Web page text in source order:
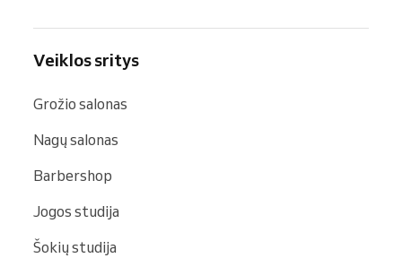
Veiklos sritys
Grožio salonas
Nagų salonas
Barbershop
Jogos studija
Šokių studija